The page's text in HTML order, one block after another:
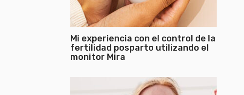
Mi experiencia con el control de la
fertilidad posparto utilizando el
monitor Mira